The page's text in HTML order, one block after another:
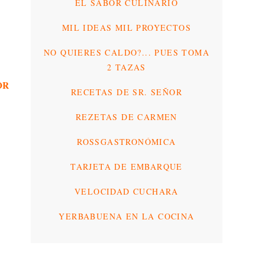
EL SABOR CULINARIO
MIL IDEAS MIL PROYECTOS
NO QUIERES CALDO?... PUES TOMA
2 TAZAS
RECETAS DE SR. SEÑOR
REZETAS DE CARMEN
ROSSGASTRONÓMICA
TARJETA DE EMBARQUE
VELOCIDAD CUCHARA
YERBABUENA EN LA COCINA